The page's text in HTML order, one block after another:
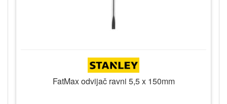
FatMax odvijač ravni 5,5 x 150mm